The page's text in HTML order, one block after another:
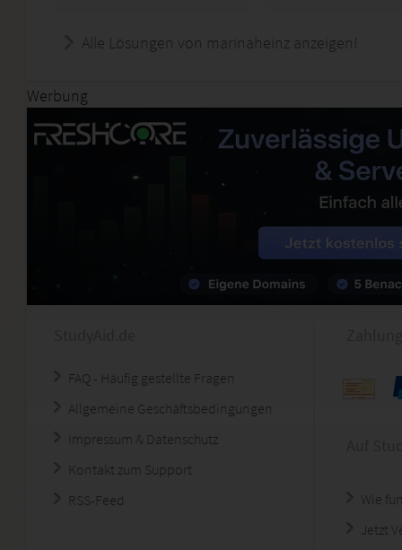
Alle Lösungen von marinaheinz anzeigen!
Werbung
FAQ - Häufig gestellte Fragen
Allgemeine Geschäftsbedingungen
Impressum & Datenschutz
Kontakt zum Support
RSS-Feed
Wie
Jetzt